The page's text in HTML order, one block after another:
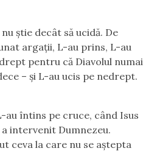
știe decât să ucidă. De
argații, L-au prins, L-au
pentru că Diavolul numai
– și L-au ucis pe nedrept.
au întins pe cruce, când Isus
intervenit Dumnezeu.
ceva la care nu se aștepta